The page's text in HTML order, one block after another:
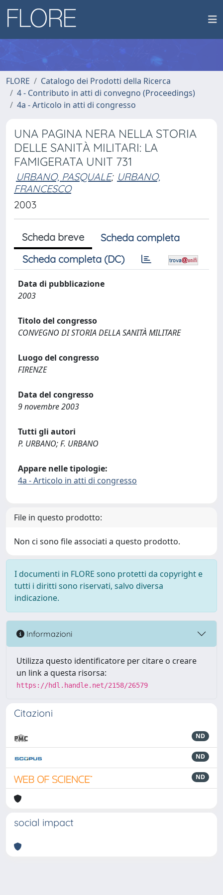
FLORE
Catalogo dei Prodotti della Ricerca
4 - Contributo in atti di convegno (Proceedings)
4a - Articolo in atti di congresso
UNA PAGINA NERA NELLA STORIA
DELLE SANITÀ MILITARI: LA
FAMIGERATA UNIT 731
URBANO, PASQUALE; URBANO,
FRANCESCO
2003
Scheda breve
Scheda completa
Scheda completa (DC)
Data di pubblicazione
2003
Titolo del congresso
CONVEGNO DI STORIA DELLA SANITÀ MILITARE
Luogo del congresso
FIRENZE
Data del congresso
9 novembre 2003
Tutti gli autori
P. URBANO; F. URBANO
Appare nelle tipologie:
4a - Articolo in atti di congresso
File in questo prodotto:
Non ci sono file associati a questo prodotto.
I documenti in FLORE sono protetti da copyright e
tutti i diritti sono riservati, salvo diversa
indicazione.
Informazioni
Utilizza questo identificatore per citare o creare
un link a questa risorsa:
https://hdl.handle.net/2158/26579
Citazioni
ND
ND
ND
social impact